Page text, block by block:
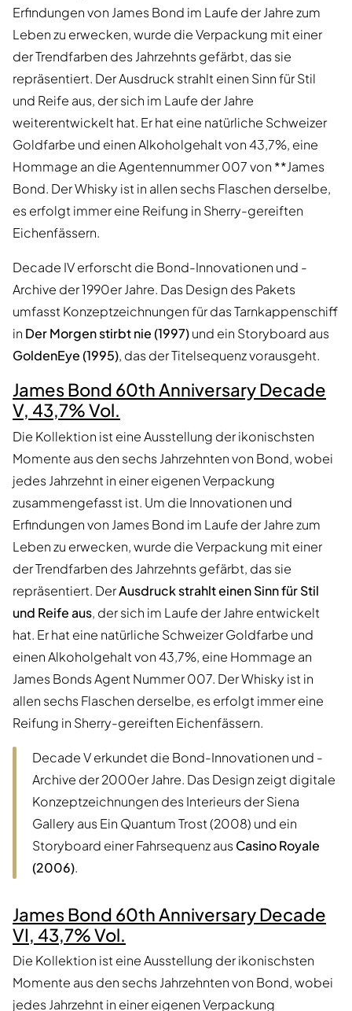
Erfindungen von James Bond im Laufe der Jahre zum
Leben zu erwecken, wurde die Verpackung mit einer
der Trendfarben des Jahrzehnts gefärbt, das sie
repräsentiert. Der Ausdruck strahlt einen Sinn für Stil
und Reife aus, der sich im Laufe der Jahre
weiterentwickelt hat. Er hat eine natürliche Schweizer
Goldfarbe und einen Alkoholgehalt von 43,7%, eine
Hommage an die Agentennummer 007 von **James
Bond. Der Whisky ist in allen sechs Flaschen derselbe,
es erfolgt immer eine Reifung in Sherry-gereiften
Eichenfässern.
Decade IV erforscht die Bond-Innovationen und -
Archive der 1990er Jahre. Das Design des Pakets
umfasst Konzeptzeichnungen für das Tarnkappenschiff
in Der Morgen stirbt nie (1997)und ein Storyboard aus
GoldenEye (1995), das der Titelsequenz vorausgeht.
James Bond 60th Anniversary Decade
V, 43,7% Vol.
Die Kollektion ist eine Ausstellung der ikonischsten
Momente aus den sechs Jahrzehnten von Bond, wobei
jedes Jahrzehnt in einer eigenen Verpackung
zusammengefasst ist. Um die Innovationen und
Erfindungen von James Bond im Laufe der Jahre zum
Leben zu erwecken, wurde die Verpackung mit einer
der Trendfarben des Jahrzehnts gefärbt, das sie
repräsentiert. DerAusdruck strahlt einen Sinn für Stil
und Reife aus, der sich im Laufe der Jahre entwickelt
hat. Er hat eine natürliche Schweizer Goldfarbe und
einen Alkoholgehalt von 43,7%, eine Hommage an
James Bonds Agent Nummer 007. Der Whisky ist in
allen sechs Flaschen derselbe, es erfolgt immer eine
Reifung in Sherry-gereiften Eichenfässern.
Decade V erkundet die Bond-Innovationen und -
Archive der 2000er Jahre. Das Design zeigt digitale
Konzeptzeichnungen des Interieurs der Siena
Gallery aus Ein Quantum Trost (2008) und ein
Storyboard einer Fahrsequenz ausCasino Royale
(2006).
James Bond 60th Anniversary Decade
VI, 43,7% Vol.
Die Kollektion ist eine Ausstellung der ikonischsten
Momente aus den sechs Jahrzehnten von Bond, wobei
jedes Jahrzehnt in einer eigenen Verpackung